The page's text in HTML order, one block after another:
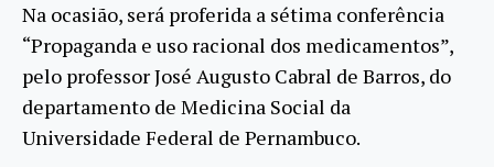
Na ocasião, será proferida a sétima conferência
“Propaganda e uso racional dos medicamentos”,
pelo professor José Augusto Cabral de Barros, do
departamento de Medicina Social da
Universidade Federal de Pernambuco.